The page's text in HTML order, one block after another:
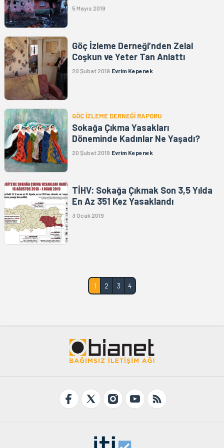
5 Mayıs 2019
Göç İzleme Derneği’nden Zelal
Coşkun ve Yeter Tan Anlattı
20 Şubat 2019 Evrim Kepenek
GÖÇ İZLEME DERNEĞİ RAPORU
Sokağa Çıkma Yasakları
Döneminde Kadınlar Ne Yaşadı?
20 Şubat 2019 Evrim Kepenek
TİHV: Sokağa Çıkmak Son 3,5 Yılda
En Az 351 Kez Yasaklandı
3 Ocak 2019
1 2 3 4